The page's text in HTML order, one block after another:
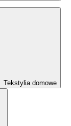
Tekstylia domowe